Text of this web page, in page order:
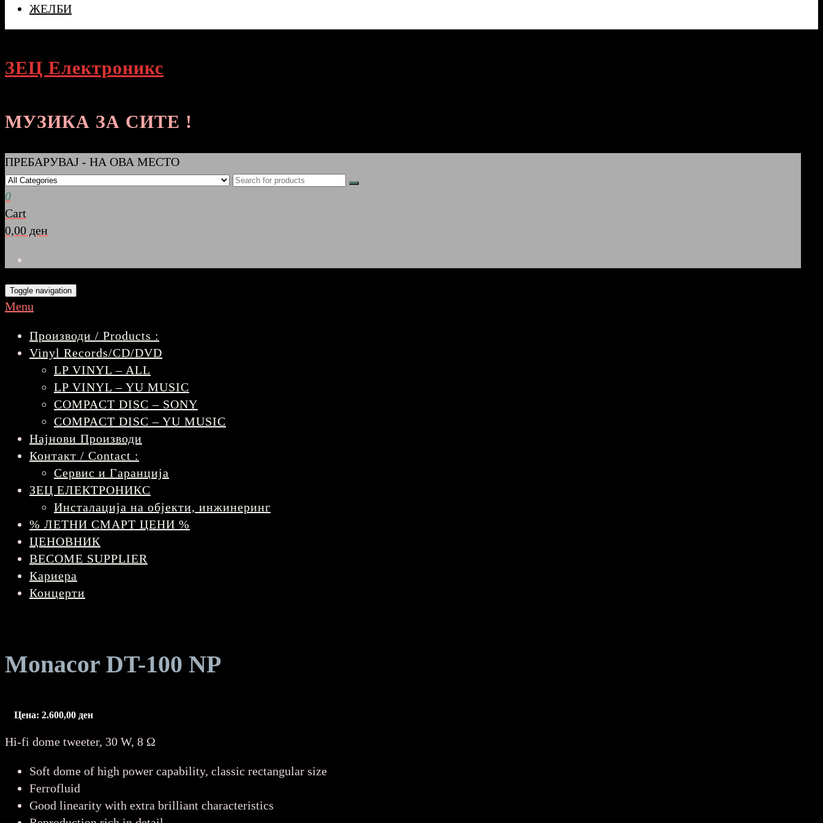
ЖЕЛБИ
ЗЕЦ Електроникс
МУЗИКА ЗА СИТЕ !
ПРЕБАРУВАЈ - НА ОВА МЕСТО
0
Cart
0,00 ден
Toggle navigation
Menu
Производи / Products :
Vinyl Records/CD/DVD
LP VINYL – ALL
LP VINYL – YU MUSIC
COMPACT DISC – SONY
COMPACT DISC – YU MUSIC
Најнови Производи
Контакт / Contact :
Сервис и Гаранција
ЗЕЦ ЕЛЕКТРОНИКС
Инсталација на објекти, инжинеринг
% ЛЕТНИ СМАРТ ЦЕНИ %
ЦЕНОВНИК
BECOME SUPPLIER
Кариера
Концерти
Monacor DT-100 NP
Цена: 2.600,00 ден
Hi-fi dome tweeter, 30 W, 8 Ω
Soft dome of high power capability, classic rectangular size
Ferrofluid
Good linearity with extra brilliant characteristics